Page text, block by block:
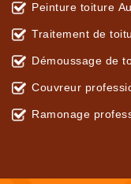
Peinture toiture
Traitement de
Démoussage de
Couvreur
Ramonage